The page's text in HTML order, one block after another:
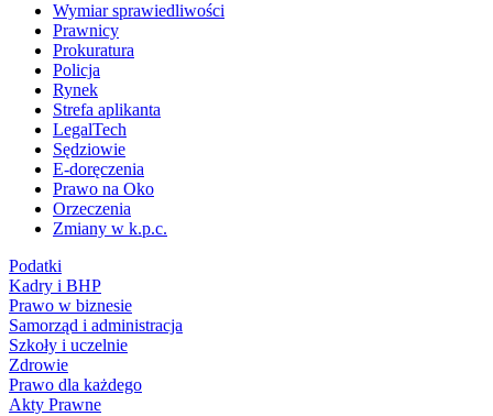
Wymiar sprawiedliwości
Prawnicy
Prokuratura
Policja
Rynek
Strefa aplikanta
LegalTech
Sędziowie
E-doręczenia
Prawo na Oko
Orzeczenia
Zmiany w k.p.c.
Podatki
Kadry i BHP
Prawo w biznesie
Samorząd i administracja
Szkoły i uczelnie
Zdrowie
Prawo dla każdego
Akty Prawne